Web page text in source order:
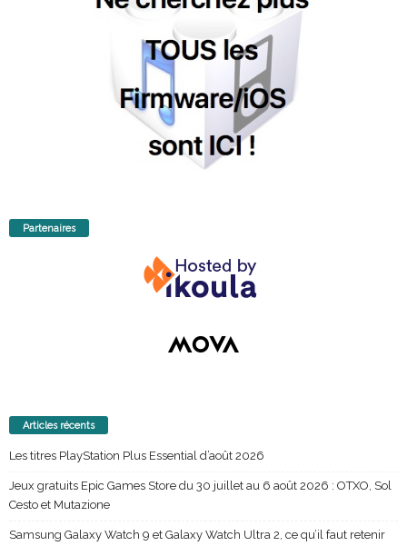
Partenaires
Articles récents
Les titres PlayStation Plus Essential d’août 2026
Jeux gratuits Epic Games Store du 30 juillet au 6 août 2026 : OTXO, Sol
Cesto et Mutazione
Samsung Galaxy Watch 9 et Galaxy Watch Ultra 2, ce qu’il faut retenir